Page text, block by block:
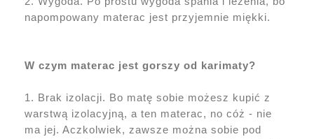
napompowany materac jest przyjemnie miękki.
W czym materac jest gorszy od karimaty?
1. Brak izolacji. Bo matę sobie możesz kupić z
warstwą izolacyjną, a ten materac, no cóż - nie
ma jej. Aczkolwiek, zawsze można sobie pod